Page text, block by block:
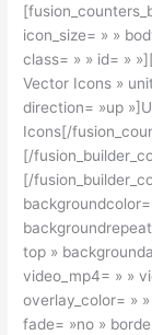
icon_size= » »
class= » » id= »
Vector Icons »
direction= »up
Icons[/
[/
[/
top »
video_mp4= » »
overlay_color= »
fade= »no »